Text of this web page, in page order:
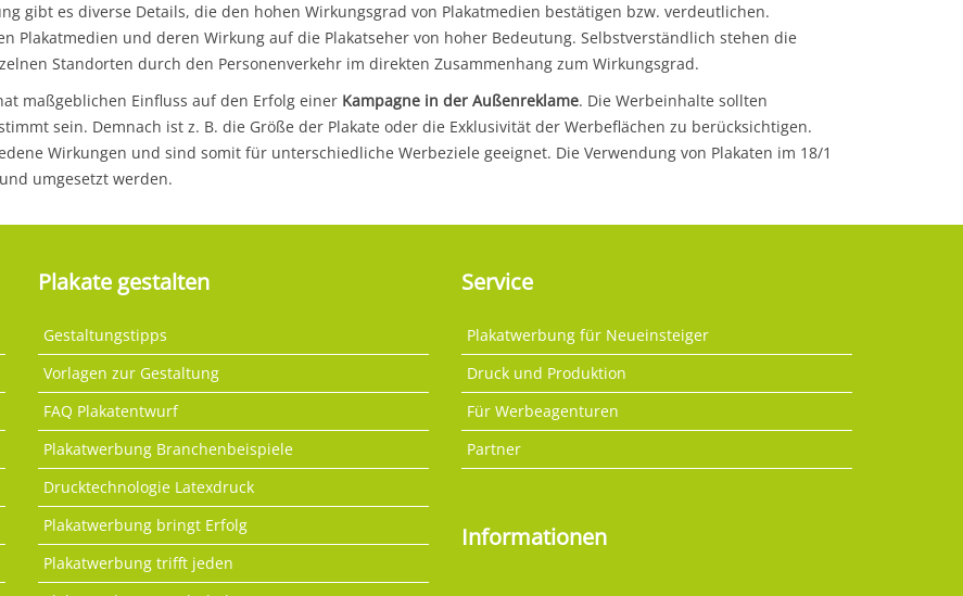
gibt es diverse Details, die den hohen Wirkungsgrad von Plakatmedien bestätigen bzw. verdeutlichen.
Plakatmedien und deren Wirkung auf die Plakatseher von hoher Bedeutung. Selbstverständlich stehen die
Standorten durch den Personenverkehr im direkten Zusammenhang zum Wirkungsgrad.
maßgeblichen Einfluss auf den Erfolg einer Kampagne in der Außenreklame. Die Werbeinhalte sollten
sein. Demnach ist z. B. die Größe der Plakate oder die Exklusivität der Werbeflächen zu berücksichtigen.
Wirkungen und sind somit für unterschiedliche Werbeziele geeignet. Die Verwendung von Plakaten im 18/1
umgesetzt werden.
Plakate gestalten
Gestaltungstipps
Vorlagen zur Gestaltung
FAQ Plakatentwurf
Plakatwerbung Branchenbeispiele
Drucktechnologie Latexdruck
Plakatwerbung bringt Erfolg
Plakatwerbung trifft jeden
Service
Plakatwerbung für Neueinsteiger
Druck und Produktion
Für Werbeagenturen
Partner
Informationen